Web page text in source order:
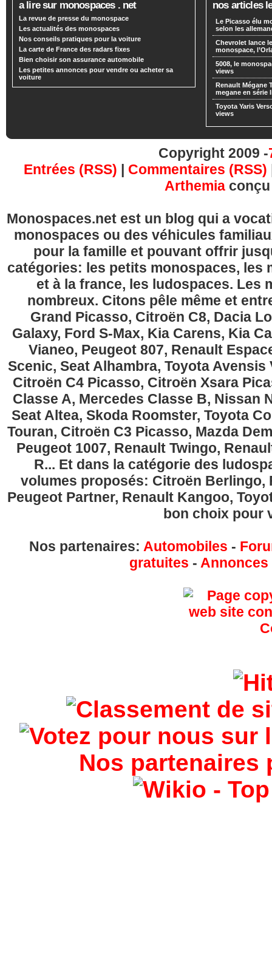
a lire sur monospaces . net
La revue de presse du monospace
Les actualités des monospaces
Nos conseils pratiques pour la voiture
La carte de France des radars fixes
Bien choisir son assurance automobile
Les petites annonces pour vendre ou acheter sa
voiture
nos articles
Le Picasso élu
selon les
Chevrolet lance
monospace,
5008, le
views
Renault Mégane
megane en série
Toyota Yaris
views
Copyright 2009 -
Entrées (RSS) | Commentaires (RSS)
Arthemia
Monospaces.net est un blog qui a
monospaces ou des véhicules
pour la famille et pouvant offrir
catégories: les petits monospaces, les
et à la france, les ludospaces. Les
nombreux. Citons pêle même et
Grand Picasso, Citroën C8, Dacia
Galaxy, Ford S-Max, Kia Carens, Kia
Vianeo, Peugeot 807, Renault
Scenic, Seat Alhambra, Toyota
Citroën C4 Picasso, Citroën Xsara
Classe A, Mercedes Classe B, Nissan
Seat Altea, Skoda Roomster, Toyota
Touran, Citroën C3 Picasso, Mazda
Peugeot 1007, Renault Twingo,
R... Et dans la catégorie des
volumes proposés: Citroën Berlingo,
Peugeot Partner, Renault Kangoo,
bon choix pour
Nos partenaires: Automobiles -
gratuites -
Nos partenaires